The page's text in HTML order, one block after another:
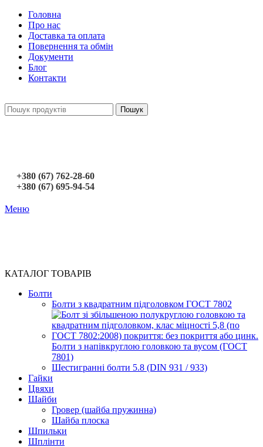
Головна
Про нас
Доставка та оплата
Повернення та обмін
Документи
Блог
Контакти
Пошук
+380 (67) 762-28-60
+380 (67) 695-94-54
Меню
КАТАЛОГ ТОВАРІВ
Болти
Болти з квадратним підголовком ГОСТ 7802
Болти з напівкруглою головкою та вусом (ГОСТ
7801)
Шестигранні болти 5.8 (DIN 931 / 933)
Гайки
Цвяхи
Шайби
Гровер (шайба пружинна)
Шайба плоска
Шпильки
Шплінти